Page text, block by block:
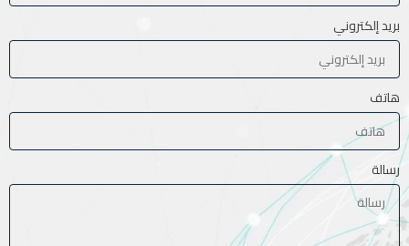
بريد إلكتروني
هاتف
رسالة